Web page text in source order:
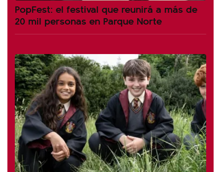
PopFest: el festival que reunirá a más de
20 mil personas en Parque Norte